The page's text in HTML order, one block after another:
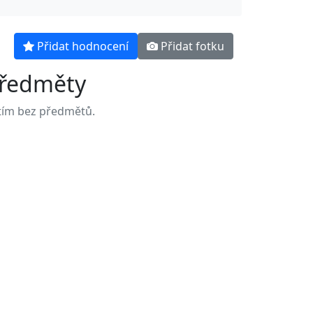
Přidat hodnocení Přidat fotku
bez předmětů.